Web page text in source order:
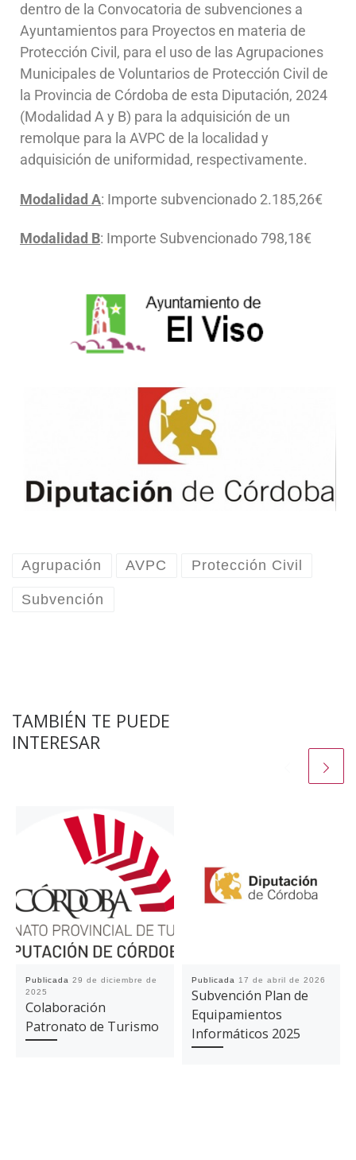
dentro de la Convocatoria de subvenciones a
Ayuntamientos para Proyectos en materia de
Protección Civil, para el uso de las Agrupaciones
Municipales de Voluntarios de Protección Civil de
la Provincia de Córdoba de esta Diputación, 2024
(Modalidad A y B) para la adquisición de un
remolque para la AVPC de la localidad y
adquisición de uniformidad, respectivamente.
Modalidad A: Importe subvencionado 2.185,26€
Modalidad B: Importe Subvencionado 798,18€
Agrupación AVPC Protección Civil
Subvención
TAMBIÉN TE PUEDE
INTERESAR
Publicada 29 de diciembre de
2025
Colaboración
Patronato de Turismo
Publicada 17 de abril de 2026
Subvención Plan de
Equipamientos
Informáticos 2025